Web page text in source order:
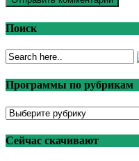
Поиск
Программы по рубрикам
Программы
рубрикам
Сейчас скачивают